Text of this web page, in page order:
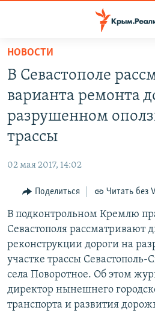
Вернуться
основному
содержанию
Вернутся
главной
Вернутся
поиску
ВОДА
ИНФОГРАФИКА
ТЕЛЕПРОЕКТ КРЫМ.РЕАЛИИ
СОВЕТЫ ПРАВОЗАЩИТНИКОВ
ПРОПАВШИЕ БЕЗ ВЕСТИ
ПОБЕДИТЕЛЕЙ НЕ СУДЯТ?
КРЫМ.НЕПОКОРЕННЫЙ
РАДІО СВОБОДА
КАК ОБОЙТИ БЛОКИРОВКУ
Українською
Qırımtatar
ПРИСОЕДИНЯЙТЕСЬ!
НОВОСТИ
В Севастополе
варианта ремонта
разрушенном
трассы
02 мая 2017, 14:02
Поделиться Читать без
В подконтрольном Кремлю
Севастополя рассматривают
реконструкции дороги на
участке трассы
села Поворотное. Об этом
директор нынешнего
транспорта и развития